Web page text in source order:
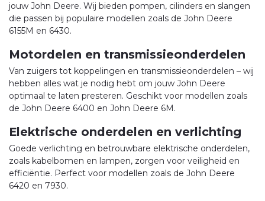
jouw John Deere. Wij bieden pompen, cilinders en slangen
die passen bij populaire modellen zoals de John Deere
6155M en 6430.
Motordelen en transmissieonderdelen
Van zuigers tot koppelingen en transmissieonderdelen – wij
hebben alles wat je nodig hebt om jouw John Deere
optimaal te laten presteren. Geschikt voor modellen zoals
de John Deere 6400 en John Deere 6M.
Elektrische onderdelen en verlichting
Goede verlichting en betrouwbare elektrische onderdelen,
zoals kabelbomen en lampen, zorgen voor veiligheid en
efficiëntie. Perfect voor modellen zoals de John Deere
6420 en 7930.